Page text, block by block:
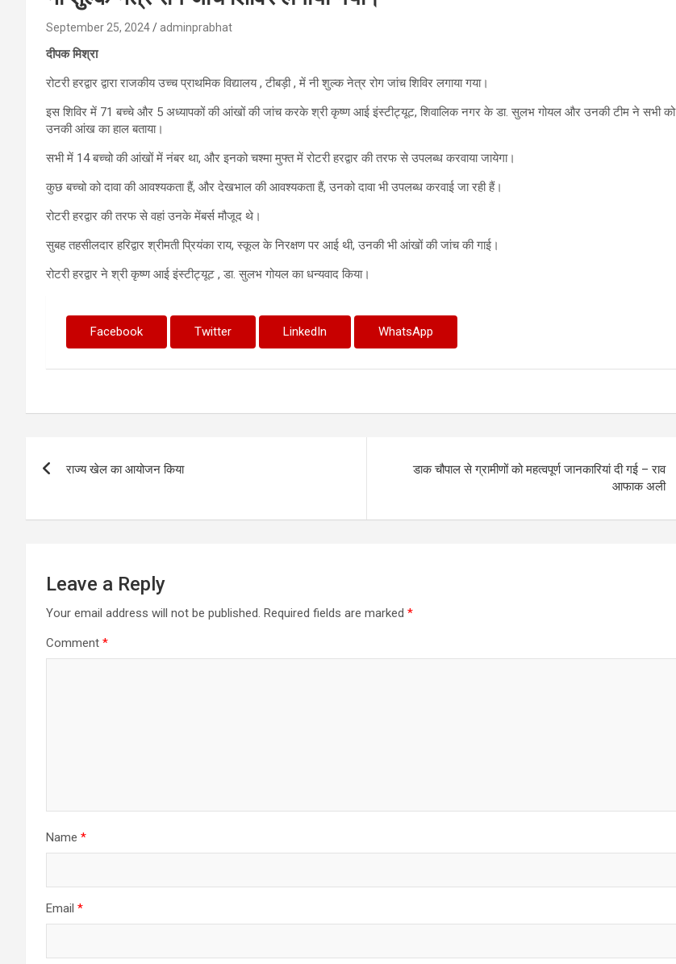
September 25, 2024 adminprabhat
दीपक मिश्रा
रोटरी हरद्वार द्वारा राजकीय उच्च प्राथमिक विद्यालय , टीबड़ी , में नी शुल्क नेत्र रोग जांच शिविर लगाया गया।
इस शिविर में 71 बच्चे और 5 अध्यापकों की आंखों की जांच करके श्री कृष्ण आई इंस्टीट्यूट, शिवालिक नगर के डा. सुलभ गोयल और उनकी टीम ने सभी को
उनकी आंख का हाल बताया।
सभी में 14 बच्चो की आंखों में नंबर था, और इनको चश्मा मुफ्त में रोटरी हरद्वार की तरफ से उपलब्ध करवाया जायेगा।
कुछ बच्चो को दावा की आवश्यकता हैं, और देखभाल की आवश्यकता हैं, उनको दावा भी उपलब्ध करवाई जा रही हैं।
रोटरी हरद्वार की तरफ से वहां उनके मेंबर्स मौजूद थे।
सुबह तहसीलदार हरिद्वार श्रीमती प्रियंका राय, स्कूल के निरक्षण पर आई थी, उनकी भी आंखों की जांच की गाई।
रोटरी हरद्वार ने श्री कृष्ण आई इंस्टीट्यूट , डा. सुलभ गोयल का धन्यवाद किया।
Facebook Twitter LinkedIn WhatsApp
राज्य खेल का आयोजन किया
डाक चौपाल से ग्रामीणों को महत्वपूर्ण जानकारियां दी गई – राव
आफाक अली
Leave a Reply
Your email address will not be published. Required fields are marked *
Comment *
Name *
Email *